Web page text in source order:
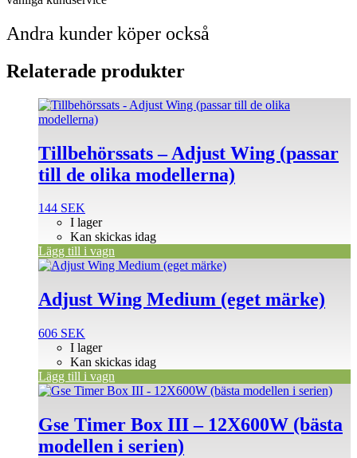
Andra kunder köper också
Relaterade produkter
Tillbehörssats – Adjust Wing (passar
till de olika modellerna)
144 SEK
I lager
Kan skickas idag
Lägg till i vagn
Adjust Wing Medium (eget märke)
606 SEK
I lager
Kan skickas idag
Lägg till i vagn
Gse Timer Box III – 12X600W (bästa
modellen i serien)
Den
produkten
har
flera